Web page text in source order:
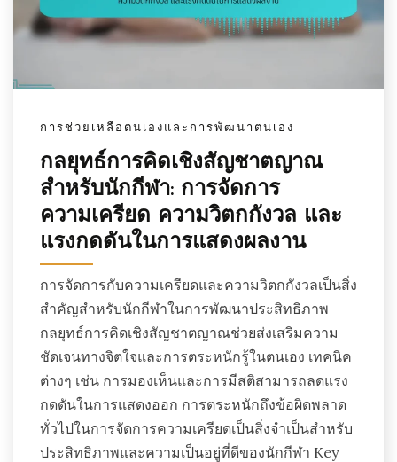
การช่วยเหลือตนเองและการพัฒนาตนเอง
กลยุทธ์การคิดเชิงสัญชาตญาณ
สำหรับนักกีฬา: การจัดการ
ความเครียด ความวิตกกังวล และ
แรงกดดันในการแสดงผลงาน
การจัดการกับความเครียดและความวิตกกังวลเป็นสิ่ง
สำคัญสำหรับนักกีฬาในการพัฒนาประสิทธิภาพ
กลยุทธ์การคิดเชิงสัญชาตญาณช่วยส่งเสริมความ
ชัดเจนทางจิตใจและการตระหนักรู้ในตนเอง เทคนิค
ต่างๆ เช่น การมองเห็นและการมีสติสามารถลดแรง
กดดันในการแสดงออก การตระหนักถึงข้อผิดพลาด
ทั่วไปในการจัดการความเครียดเป็นสิ่งจำเป็นสำหรับ
ประสิทธิภาพและความเป็นอยู่ที่ดีของนักกีฬา Key